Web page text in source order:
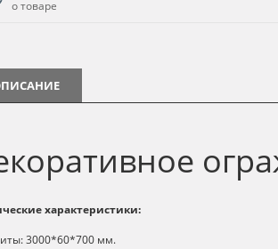
о товаре
характеристики:
3000*60*700 мм.